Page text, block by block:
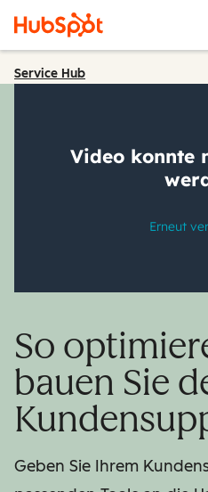
Service Hub
So
bauen Sie
Geben Sie Ihrem